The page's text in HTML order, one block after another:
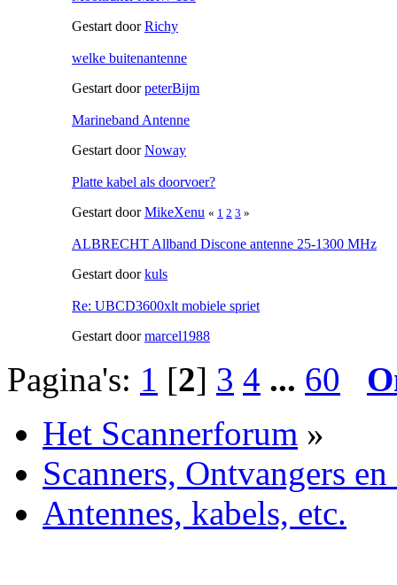
Gestart doorRichy
welke buitenantenne
Gestart doorpeterBijm
Marineband Antenne
Gestart doorNoway
Platte kabel als doorvoer?
Gestart doorMikeXenu « 1 2 3 »
ALBRECHT Allband Discone antenne 25-1300 MHz
Gestart doorkuls
Re: UBCD3600xlt mobiele spriet
Gestart doormarcel1988
Pagina's: 1 [2] 3 4 ... 60
Het Scannerforum »
Scanners, Ontvangers
Antennes, kabels, etc.